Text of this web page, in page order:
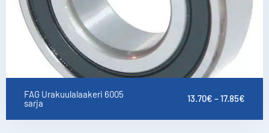
FAG Urakuulalaakeri 6005
sarja
13.70€ –17.85€